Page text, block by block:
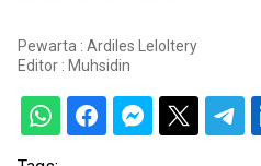
Pewarta : Ardiles Leloltery
Editor : Muhsidin